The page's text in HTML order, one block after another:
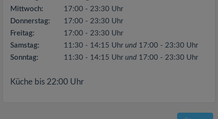
Mittwoch:
17:00 - 23:30 Uhr
Donnerstag:
17:00 - 23:30 Uhr
Freitag:
17:00 - 23:30 Uhr
Samstag:
11:30 - 14:15 Uhr und 17:00 - 23:30 Uhr
Sonntag:
11:30 - 14:15 Uhr und 17:00 - 23:30 Uhr
Küche bis 22:00 Uhr